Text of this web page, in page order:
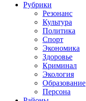
Рубрики
Резонанс
Культура
Политика
Спорт
Экономика
Здоровье
Криминал
Экология
Образование
Персона